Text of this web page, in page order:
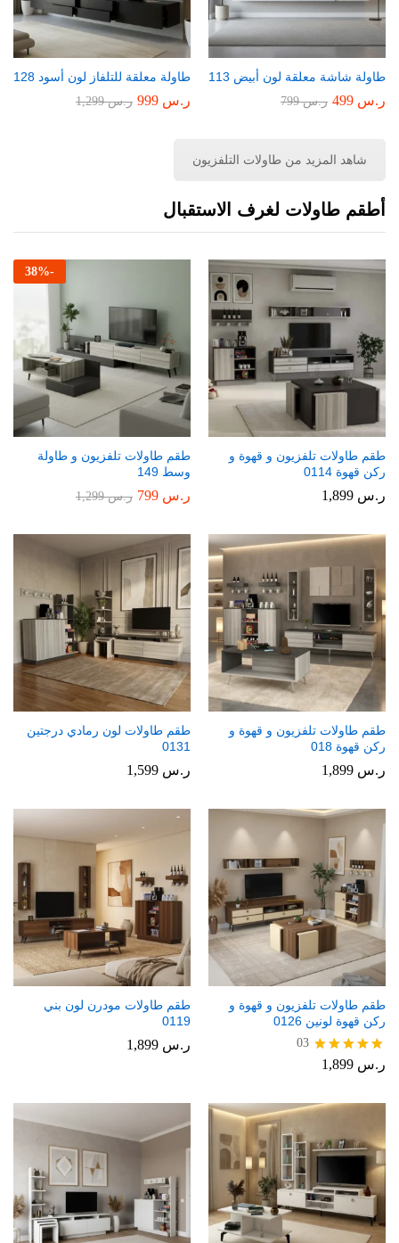
طاولة شاشة معلقة لون أبيض 113
ر.س ر.س799
طاولة معلقة للتلفاز لون أسود 128
ر.س ر.س1,299
شاهد المزيد من طاولات التلفزيون
أطقم طاولات لغرف الاستقبال
طقم طاولات تلفزيون و قهوة و
ركن قهوة 0114
ر.س
-
38%
طقم طاولات تلفزيون و طاولة
وسط 149
ر.س ر.س1,299
طقم طاولات تلفزيون و قهوة و
ركن قهوة 018
ر.س
طقم طاولات لون رمادي درجتين
0131
ر.س
طقم طاولات تلفزيون و قهوة و
ركن قهوة لونين 0126
تم التقييم
03
ر.س
طقم طاولات مودرن لون بني
0119
ر.س